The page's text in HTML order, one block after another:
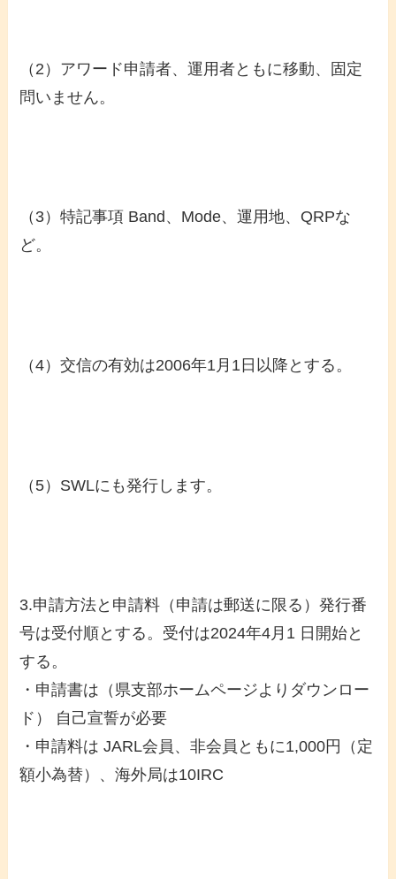
（2）アワード申請者、運用者ともに移動、固定
問いません。
（3）特記事項 Band、Mode、運用地、QRPな
ど。
（4）交信の有効は2006年1月1日以降とする。
（5）SWLにも発行します。
3.申請方法と申請料（申請は郵送に限る）発行番
号は受付順とする。受付は2024年4月1 日開始と
する。
・申請書は（県支部ホームページよりダウンロー
ド） 自己宣誓が必要
・申請料は JARL会員、非会員ともに1,000円（定
額小為替）、海外局は10IRC